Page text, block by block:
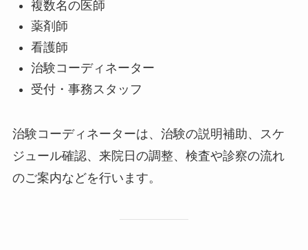
複数名の医師
薬剤師
看護師
治験コーディネーター
受付・事務スタッフ
治験コーディネーターは、治験の説明補助、スケ
ジュール確認、来院日の調整、検査や診察の流れ
のご案内などを行います。